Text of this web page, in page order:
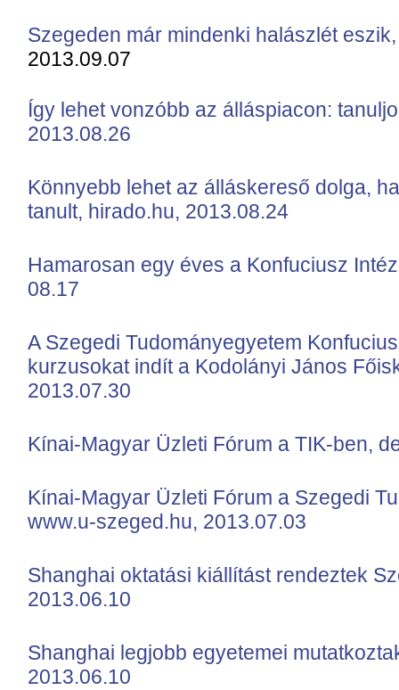
Szegeden már mindenki halászlét
2013.09.07
Így lehet vonzóbb az álláspiacon:
2013.08.26
Könnyebb lehet az álláskereső dolga,
tanult, hirado.hu, 2013.08.24
Hamarosan egy éves a Konfuciusz
08.17
A Szegedi Tudományegyetem
kurzusokat indít a Kodolányi János
2013.07.30
Kínai-Magyar Üzleti Fórum a TIK-ben,
Kínai-Magyar Üzleti Fórum a Szegedi
www.u-szeged.hu, 2013.07.03
Shanghai oktatási kiállítást rendeztek
2013.06.10
Shanghai legjobb egyetemei
2013.06.10